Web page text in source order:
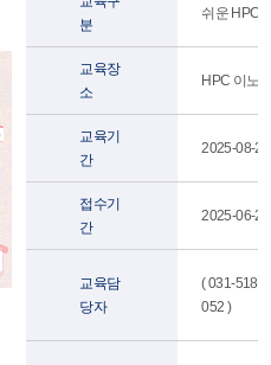
분
쉬운 HPC
교육장
소
HPC 이노
교육기
간
2025-08-
접수기
간
2025-06-
교육담
당자
( 031-
052 )